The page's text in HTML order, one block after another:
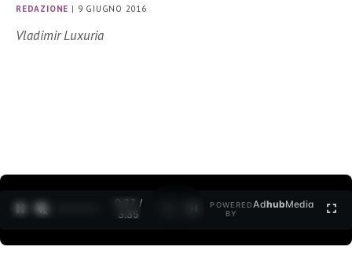
REDAZIONE | 9 GIUGNO 2016
Vladimir Luxuria
0:27 /
3:35
POWERED
BY
AdhubMedia